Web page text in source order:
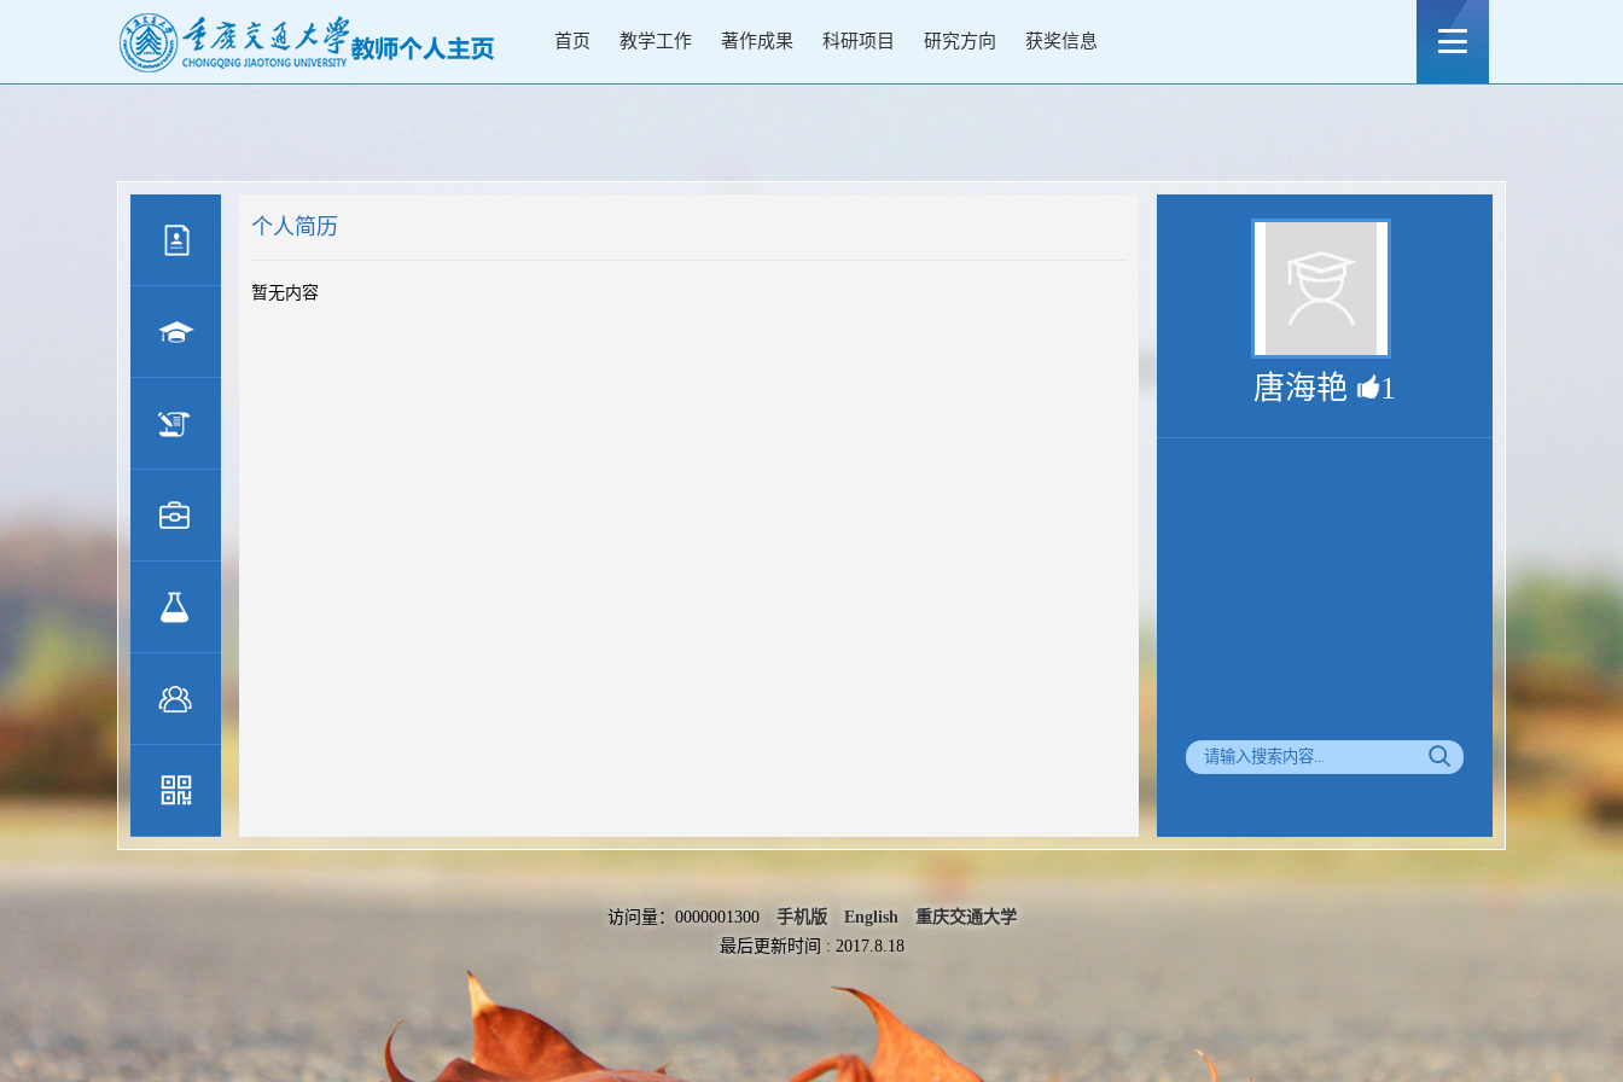
首页 教学工作 著作成果 科研项目 研究方向 获奖信息
简历
经历
工作
经历
社会
兼职
方向
团队
成员
个人简历
暂无内容
唐海艳 1
访问量： 0000001300 手机版 English
重庆交通大学
最后更新时间 : 2017.8.18